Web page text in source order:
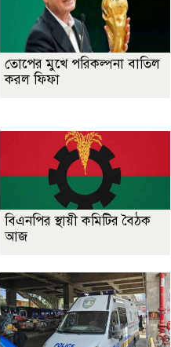
তোপের মুখে পরিকল্পনা বাতিল
করল ফিফা
বিএনপির স্থায়ী কমিটির বৈঠক
আজ